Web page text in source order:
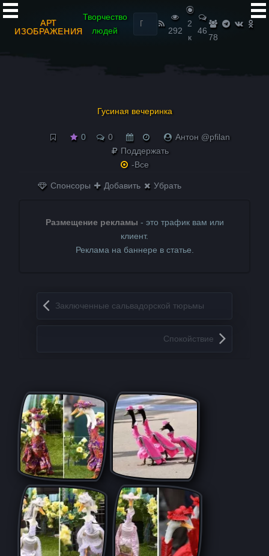
АРТ
ИЗОБРАЖЕНИЯ
Творчество
людей
Найти:
292
2
к
46
78
Гусиная вечеринка
0 0
Антон @pfilan
Поддержать
-Все
Спонсоры Добавить Убрать
Размещение рекламы - это трафик вам или
клиент.
Реклама на баннере в статье.
Запись навигация
Заключенные сальвадорской тюрьмы
Спокойствие